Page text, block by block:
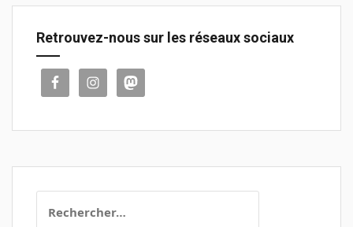
Retrouvez-nous sur les réseaux sociaux